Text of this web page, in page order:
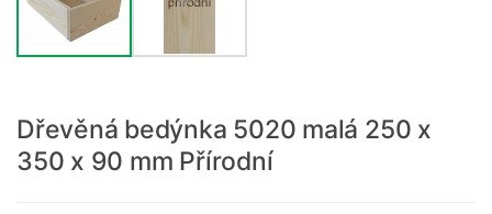
Dřevěná bedýnka 5020 malá 250 x
350 x 90 mm Přírodní